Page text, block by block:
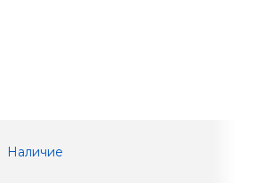
Наличие